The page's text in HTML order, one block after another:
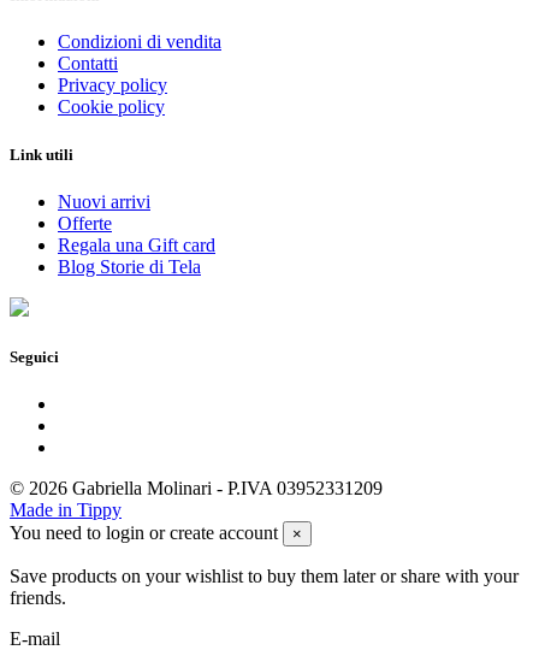
Condizioni di vendita
Contatti
Privacy policy
Cookie policy
Link utili
Nuovi arrivi
Offerte
Regala una Gift card
Blog Storie di Tela
Seguici
© 2026 Gabriella Molinari - P.IVA 03952331209
Made in Tippy
You need to login or create account
×
Save products on your wishlist to buy them later or share with your
friends.
E-mail